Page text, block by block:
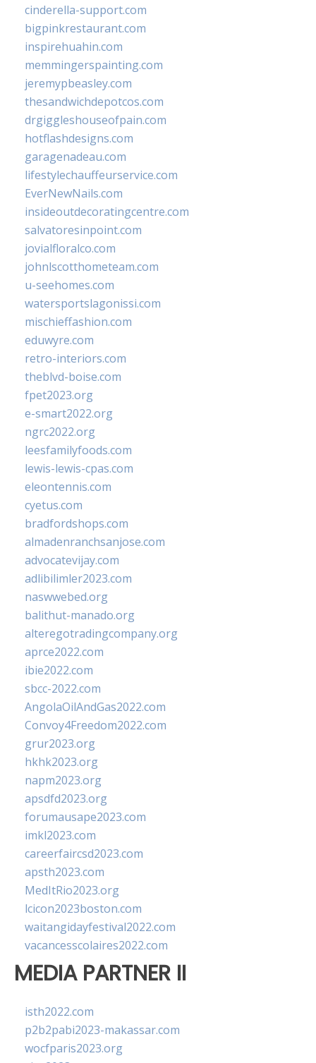
cinderella-support.com
bigpinkrestaurant.com
inspirehuahin.com
memmingerspainting.com
jeremypbeasley.com
thesandwichdepotcos.com
drgiggleshouseofpain.com
hotflashdesigns.com
garagenadeau.com
lifestylechauffeurservice.com
EverNewNails.com
insideoutdecoratingcentre.com
salvatoresinpoint.com
jovialfloralco.com
johnlscotthometeam.com
u-seehomes.com
watersportslagonissi.com
mischieffashion.com
eduwyre.com
retro-interiors.com
theblvd-boise.com
fpet2023.org
e-smart2022.org
ngrc2022.org
leesfamilyfoods.com
lewis-lewis-cpas.com
eleontennis.com
cyetus.com
bradfordshops.com
almadenranchsanjose.com
advocatevijay.com
adlibilimler2023.com
naswwebed.org
balithut-manado.org
alteregotradingcompany.org
aprce2022.com
ibie2022.com
sbcc-2022.com
AngolaOilAndGas2022.com
Convoy4Freedom2022.com
grur2023.org
hkhk2023.org
napm2023.org
apsdfd2023.org
forumausape2023.com
imkl2023.com
careerfaircsd2023.com
apsth2023.com
MedItRio2023.org
lcicon2023boston.com
waitangidayfestival2022.com
vacancesscolaires2022.com
MEDIA PARTNER II
isth2022.com
p2b2pabi2023-makassar.com
wocfparis2023.org